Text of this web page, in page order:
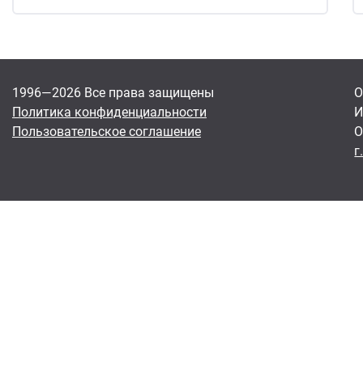
1996—2026 Все права защищены
Политика конфиденциальности
Пользовательское соглашение